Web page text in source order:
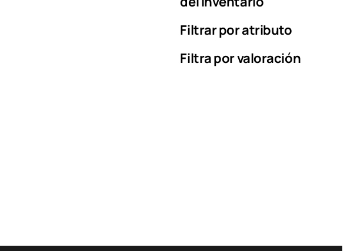
Filtrar por atributo
Filtra por valoración